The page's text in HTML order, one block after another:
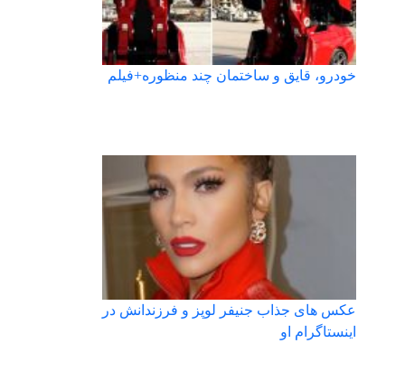
خودرو، قایق و ساختمان چند منظوره+فیلم
عکس های جذاب جنیفر لوپز و فرزندانش در
اینستاگرام او